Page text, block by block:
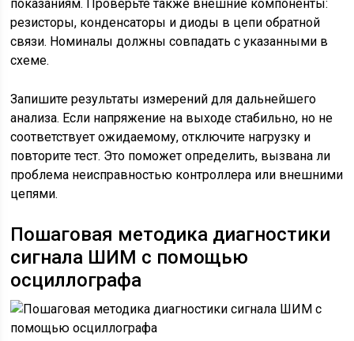
Запишите результаты измерений для дальнейшего
анализа. Если напряжение на выходе стабильно, но не
соответствует ожидаемому, отключите нагрузку и
повторите тест. Это поможет определить, вызвана ли
проблема неисправностью контроллера или внешними
цепями.
Пошаговая методика диагностики
сигнала ШИМ с помощью
осциллографа